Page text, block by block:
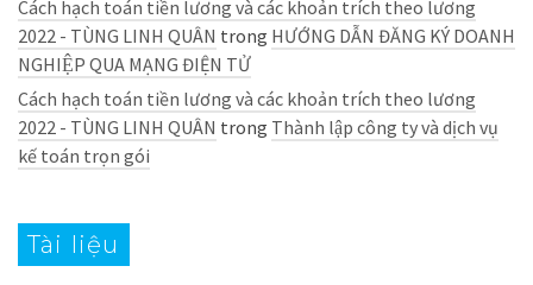
Cách hạch toán tiền lương và các khoản trích theo lương
2022 - TÙNG LINH QUÂN trong HƯỚNG DẪN ĐĂNG KÝ DOANH
NGHIỆP QUA MẠNG ĐIỆN TỬ
Cách hạch toán tiền lương và các khoản trích theo lương
2022 - TÙNG LINH QUÂN trong Thành lập công ty và dịch vụ
kế toán trọn gói
Tài liệu